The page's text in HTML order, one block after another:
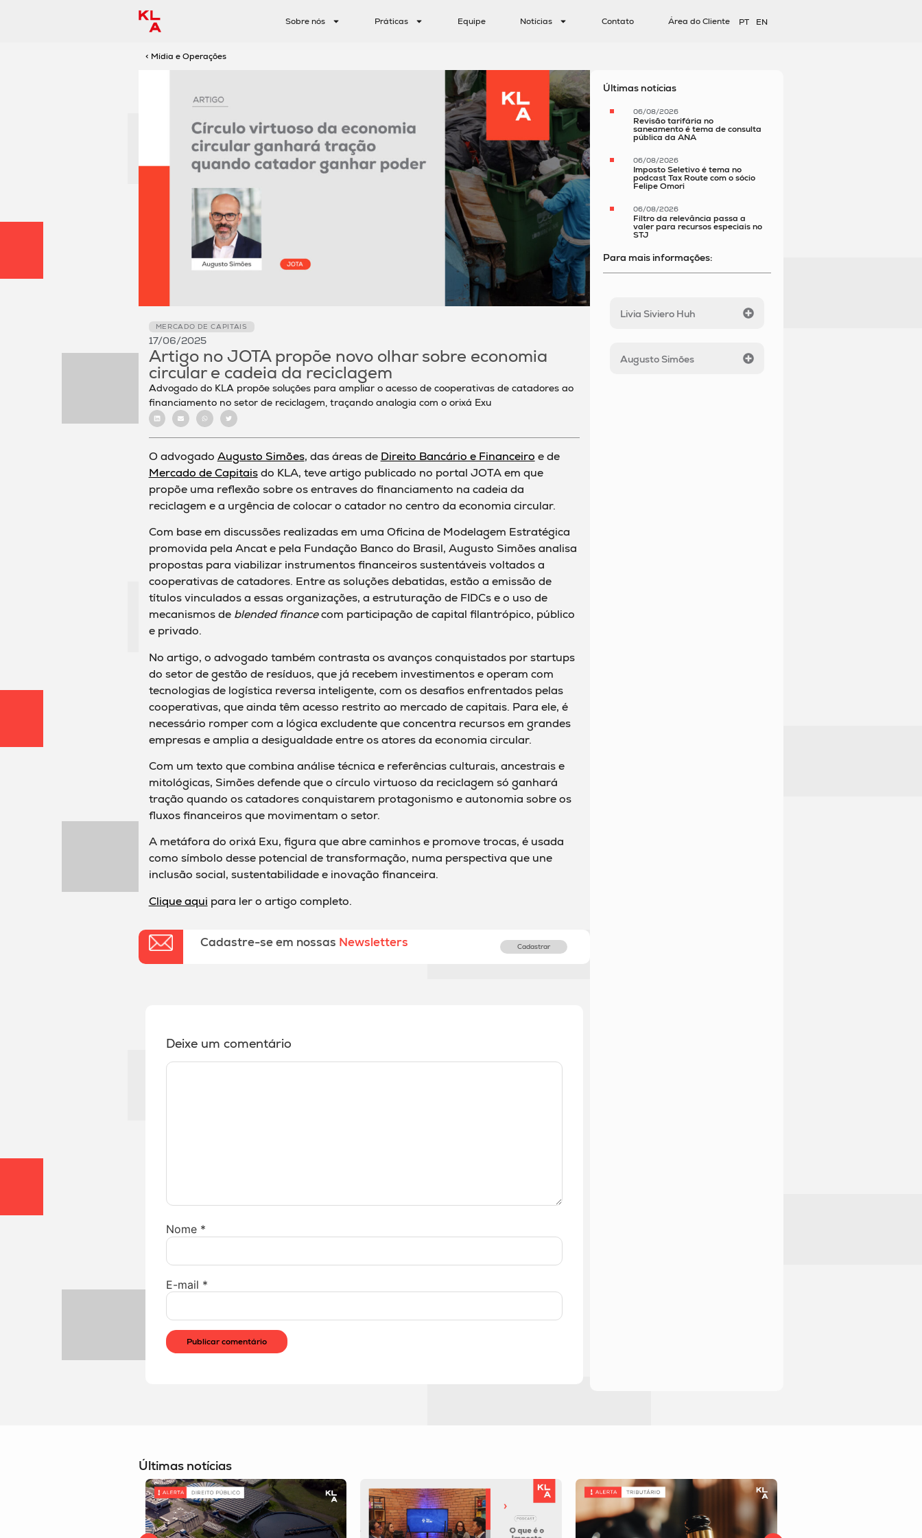
Sobre nós Práticas Equipe Notícias Contato Área do Cliente PT EN
< Mídia e Operações
MERCADO DE CAPITAIS
17/06/2025
Artigo no JOTA propõe novo olhar sobre economia
circular e cadeia da reciclagem
Advogado do KLA propõe soluções para ampliar o acesso de cooperativas de catadores ao
financiamento no setor de reciclagem, traçando analogia com o orixá Exu
O advogado Augusto Simões, das áreas de Direito Bancário e Financeiro e de
Mercado de Capitaisdo KLA, teve artigo publicado no portal JOTA em que
propõe uma reflexão sobre os entraves do financiamento na cadeia da
reciclagem e a urgência de colocar o catador no centro da economia circular.
Com base em discussões realizadas em uma Oficina de Modelagem Estratégica
promovida pela Ancat e pela Fundação Banco do Brasil, Augusto Simões analisa
propostas para viabilizar instrumentos financeiros sustentáveis voltados a
cooperativas de catadores. Entre as soluções debatidas, estão a emissão de
títulos vinculados a essas organizações, a estruturação de FIDCs e o uso de
mecanismos de blended financecom participação de capital filantrópico, público
e privado.
No artigo, o advogado também contrasta os avanços conquistados por startups
do setor de gestão de resíduos, que já recebem investimentos e operam com
tecnologias de logística reversa inteligente, com os desafios enfrentados pelas
cooperativas, que ainda têm acesso restrito ao mercado de capitais. Para ele, é
necessário romper com a lógica excludente que concentra recursos em grandes
empresas e amplia a desigualdade entre os atores da economia circular.
Com um texto que combina análise técnica e referências culturais, ancestrais e
mitológicas, Simões defende que o círculo virtuoso da reciclagem só ganhará
tração quando os catadores conquistarem protagonismo e autonomia sobre os
fluxos financeiros que movimentam o setor.
A metáfora do orixá Exu, figura que abre caminhos e promove trocas, é usada
como símbolo desse potencial de transformação, numa perspectiva que une
inclusão social, sustentabilidade e inovação financeira.
Clique aqui para ler o artigo completo.
Cadastre-se em nossas Newsletters Cadastrar
Deixe um comentário
Nome *
E-mail *
Últimas notícias
06/08/2026
Revisão tarifária no
saneamento é tema de consulta
pública da ANA
06/08/2026
Imposto Seletivo é tema no
podcast Tax Route com o sócio
Felipe Omori
06/08/2026
Filtro da relevância passa a
valer para recursos especiais no
STJ
Para mais informações:
Livia Siviero Huh
Augusto Simões
Últimas notícias